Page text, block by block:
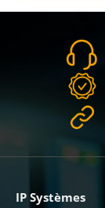
IP Systèmes